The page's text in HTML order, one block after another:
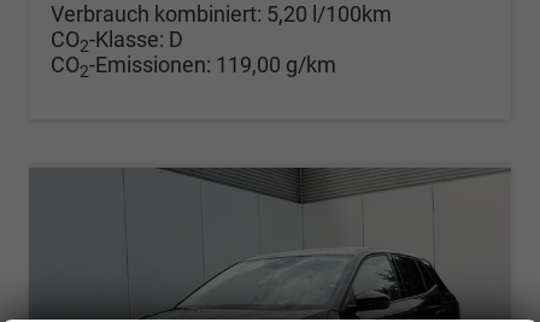
Verbrauch kombiniert: 5,20 l/100km
CO2-Klasse: D
CO2-Emissionen: 119,00 g/km